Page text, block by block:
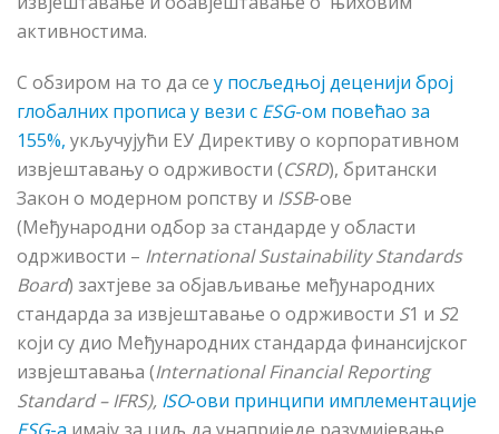
активностима.
С обзиром на то да се у посљедњој деценији број
глобалних прописа у вези с ESG-ом повећао за
155%, укључујући ЕУ Директиву о корпоративном
извјештавању о одрживости (CSRD), британски
Закон о модерном ропству и ISSB-ове
(Међународни одбор за стандарде у области
одрживости – International Sustainability Standards
Board) захтјеве за објављивање међународних
стандарда за извјештавање о одрживости S1 и S2
који су дио Међународних стандарда финансијског
извјештавања (International Financial Reporting
Standard– IFRS), ISO-ови принципи имплементације